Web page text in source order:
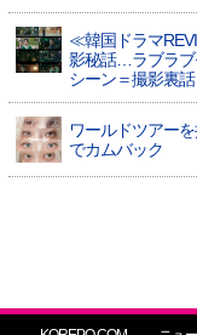
≪韓国ドラマ
影秘話…ラブラブ
シーン＝撮影裏話
ワールドツアー
でカムバック